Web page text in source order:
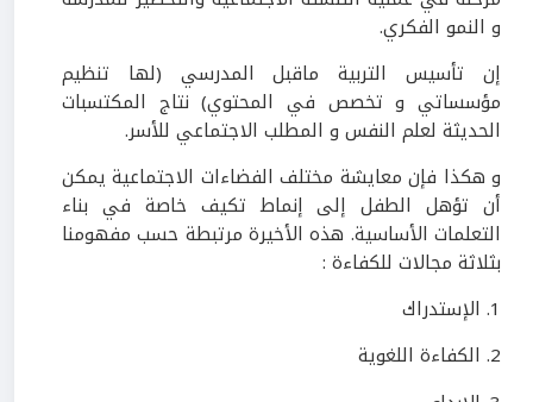
و النمو الفكري.
إن تأسيس التربية ماقبل المدرسي (لها تنظيم
مؤسساتي و تخصص في المحتوي) نتاج المكتسبات
الحديثة لعلم النفس و المطلب الاجتماعي للأسر.
و هكذا فإن معايشة مختلف الفضاءات الاجتماعية يمكن
أن تؤهل الطفل إلى إنماط تكيف خاصة في بناء
التعلمات الأساسية. هذه الأخيرة مرتبطة حسب مفهومنا
بثلاثة مجالات للكفاءة :
1. الإستدراك
2. الكفاءة اللغوية